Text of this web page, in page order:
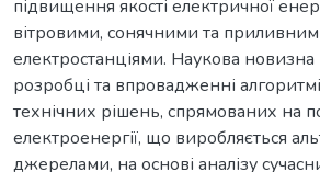
підвищення якості електричної
вітровими, сонячними та
електростанціями. Наукова новизна
розробці та впровадженні
технічних рішень, спрямованих на
електроенергії, що виробляється
джерелами, на основі аналізу